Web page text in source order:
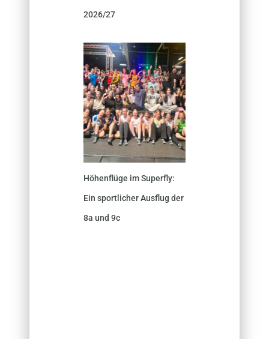
2026/27
Höhenflüge im Superfly:
Ein sportlicher Ausflug der
8a und 9c